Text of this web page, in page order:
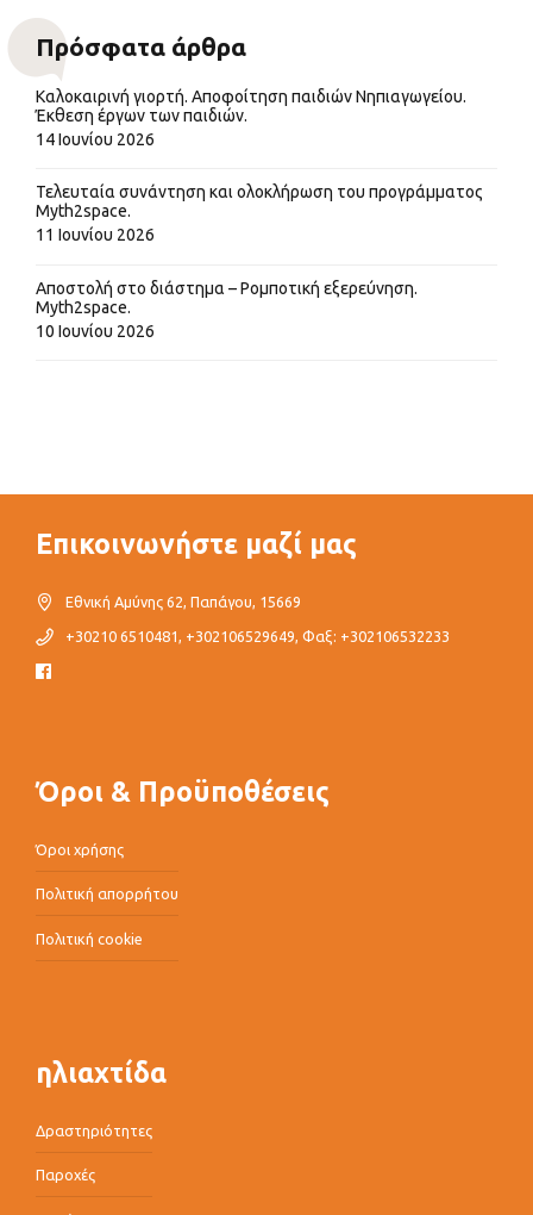
Πρόσφατα άρθρα
Καλοκαιρινή γιορτή. Αποφοίτηση παιδιών Νηπιαγωγείου.
Έκθεση έργων των παιδιών.
14 Ιουνίου 2026
Τελευταία συνάντηση και ολοκλήρωση του προγράμματος
Myth2space.
11 Ιουνίου 2026
Αποστολή στο διάστημα – Ρομποτική εξερεύνηση.
Myth2space.
10 Ιουνίου 2026
Επικοινωνήστε μαζί μας
Εθνική Αμύνης 62, Παπάγου, 15669
+30210 6510481, +302106529649, Φαξ: +302106532233
Όροι & Προϋποθέσεις
Όροι χρήσης
Πολιτική απορρήτου
Πολιτική cookie
ηλιαχτίδα
Δραστηριότητες
Παροχές